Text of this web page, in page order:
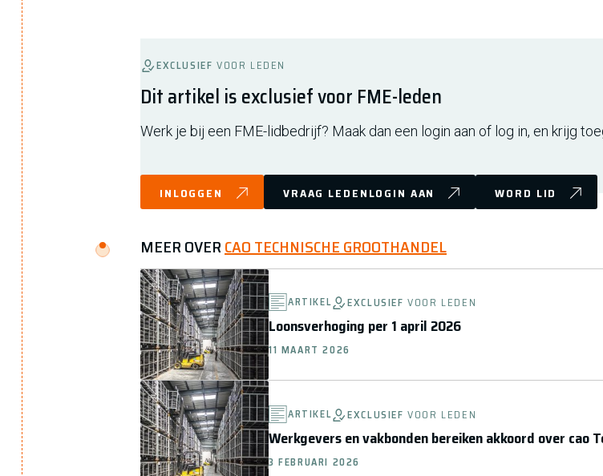
EXCLUSIEF VOOR LEDEN
Dit artikel is exclusief voor FME-leden
Werk je bij een FME-lidbedrijf? Maak dan een login aan of log in, en krijg
INLOGGEN VRAAG LEDENLOGIN AAN WORD LID
MEER OVERCAO TECHNISCHE GROOTHANDEL
ARTIKEL EXCLUSIEFVOOR LEDEN
Loonsverhoging per 1 april 2026
11 MAART 2026
ARTIKEL EXCLUSIEFVOOR LEDEN
Werkgevers en vakbonden bereiken akkoord over cao
3 FEBRUARI 2026